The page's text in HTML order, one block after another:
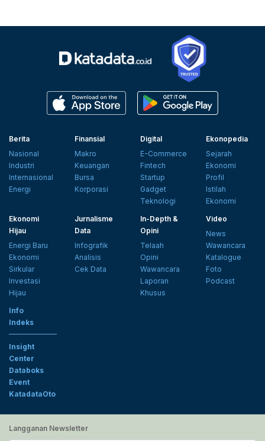
Berita
Nasional
Industri
Internasional
Energi
Finansial
Makro
Keuangan
Bursa
Korporasi
Digital
E-Commerce
Fintech
Startup
Gadget
Teknologi
Ekonopedia
Sejarah
Ekonomi
Profil
Istilah
Ekonomi
Ekonomi
Hijau
Energi Baru
Ekonomi
Sirkular
Investasi
Hijau
Jurnalisme
Data
Infografik
Analisis
Cek Data
In-Depth &
Opini
Telaah
Opini
Wawancara
Laporan
Khusus
Video
News
Wawancara
Katalogue
Foto
Podcast
Info
Indeks
Insight
Center
Databoks
Event
KatadataOto
Langganan Newsletter